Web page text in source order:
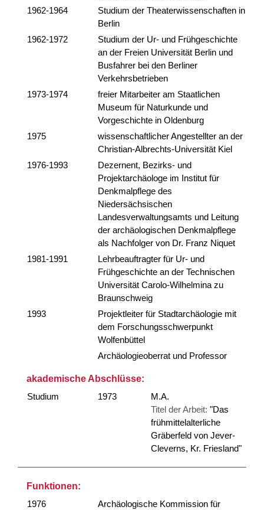
1962-1964
Studium der Theaterwissenschaften in
Berlin
1962-1972
Studium der Ur- und Frühgeschichte
an der Freien Universität Berlin und
Busfahrer bei den Berliner
Verkehrsbetrieben
1973-1974
freier Mitarbeiter am Staatlichen
Museum für Naturkunde und
Vorgeschichte in Oldenburg
1975
wissenschaftlicher Angestellter an der
Christian-Albrechts-Universität Kiel
1976-1993
Dezernent, Bezirks- und
Projektarchäologe im Institut für
Denkmalpflege des
Niedersächsischen
Landesverwaltungsamts und Leitung
der archäologischen Denkmalpflege
als Nachfolger von Dr. Franz Niquet
1981-1991
Lehrbeauftragter für Ur- und
Frühgeschichte an der Technischen
Universität Carolo-Wilhelmina zu
Braunschweig
1993
Projektleiter für Stadtarchäologie mit
dem Forschungsschwerpunkt
Wolfenbüttel
Archäologieoberrat und Professor
akademische Abschlüsse:
Studium
1973
M.A.
Titel der Arbeit: "Das
frühmittelalterliche
Gräberfeld von Jever-
Cleverns, Kr. Friesland"
Funktionen:
1976
Archäologische Kommission für